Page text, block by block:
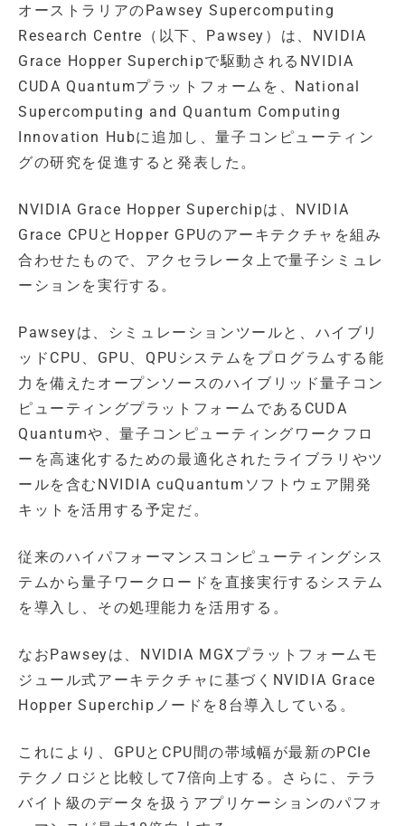
オーストラリアのPawsey Supercomputing
Research Centre（以下、Pawsey）は、NVIDIA
Grace Hopper Superchipで駆動されるNVIDIA
CUDA Quantumプラットフォームを、National
Supercomputing and Quantum Computing
Innovation Hubに追加し、量子コンピューティン
グの研究を促進すると発表した。
NVIDIA Grace Hopper Superchipは、NVIDIA
Grace CPUとHopper GPUのアーキテクチャを組み
合わせたもので、アクセラレータ上で量子シミュレ
ーションを実行する。
Pawseyは、シミュレーションツールと、ハイブリ
ッドCPU、GPU、QPUシステムをプログラムする能
力を備えたオープンソースのハイブリッド量子コン
ピューティングプラットフォームであるCUDA
Quantumや、量子コンピューティングワークフロ
ーを高速化するための最適化されたライブラリやツ
ールを含むNVIDIA cuQuantumソフトウェア開発
キットを活用する予定だ。
従来のハイパフォーマンスコンピューティングシス
テムから量子ワークロードを直接実行するシステム
を導入し、その処理能力を活用する。
なおPawseyは、NVIDIA MGXプラットフォームモ
ジュール式アーキテクチャに基づくNVIDIA Grace
Hopper Superchipノードを8台導入している。
これにより、GPUとCPU間の帯域幅が最新のPCIe
テクノロジと比較して7倍向上する。さらに、テラ
バイト級のデータを扱うアプリケーションのパフォ